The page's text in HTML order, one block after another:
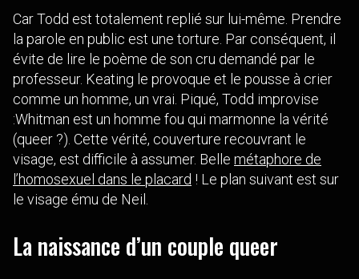
Car Todd est totalement replié sur lui-même. Prendre
la parole en public est une torture. Par conséquent, il
évite de lire le poème de son cru demandé par le
professeur. Keating le provoque et le pousse à crier
comme un homme, un vrai. Piqué, Todd improvise
:Whitman est un homme fou qui marmonne la vérité
(queer ?). Cette vérité, couverture recouvrant le
visage, est difficile à assumer. Belle métaphore de
l’homosexuel dans le placard ! Le plan suivant est sur
le visage ému de Neil.
La naissance d’un couple queer